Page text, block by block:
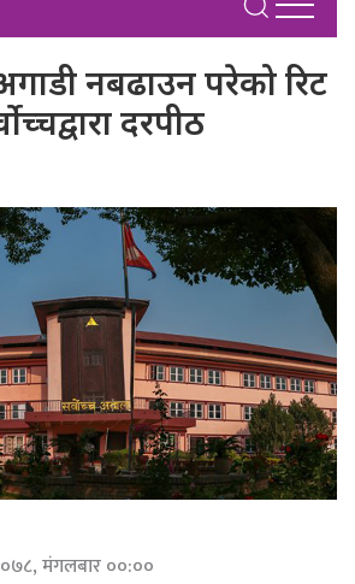
नबढाउन परेको रिट
दरपीठ
मंगलबार ००:००